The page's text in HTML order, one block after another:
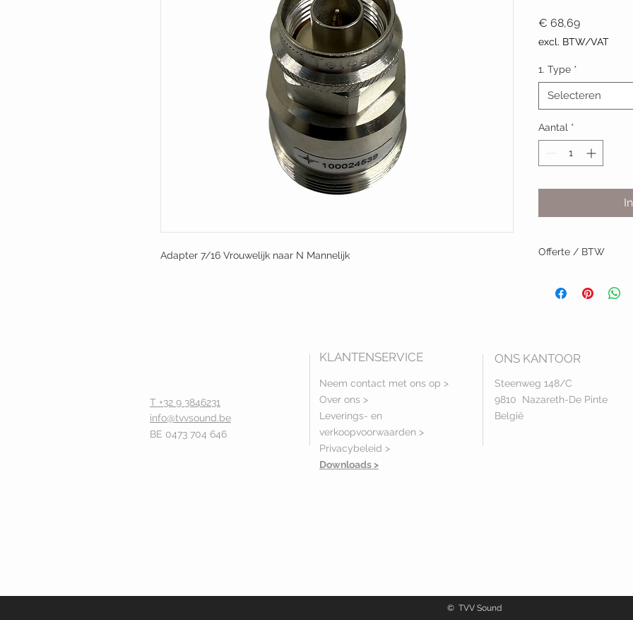
Adapter 7/16 Vrouwelijk naar N Mannelijk
€ 68,69Prijs
excl. BTW/VAT
1. Type *
Selecteren
Aantal *
Offerte / BTW
Installatie door
T +32 9 3846231
info@tvvsound.be
BE 0473 704 646
KLANTENSERVICE
Neem contact met ons op >
Over ons >
Leverings- en
verkoopvoorwaarden >
Privacybeleid >
Downloads >
ONS KANTOOR
Steenweg 148/C
9810 Nazareth-De Pinte
België
© TVV Sound